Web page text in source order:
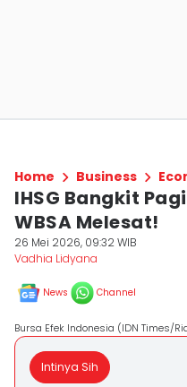
Home Business
IHSG Bangkit
WBSA Melesat!
26 Mei 2026, 09:32 WIB
Vadhia Lidyana
News Channel
Bursa Efek Indonesia (IDN Times/
Intinya Sih